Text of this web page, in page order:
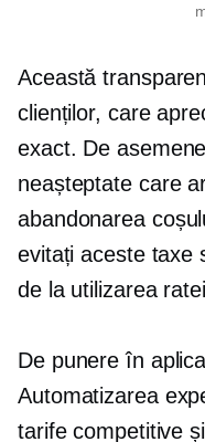
Această
clienților, care
exact. De
neașteptate care
abandonarea
evitați aceste taxe
de la utilizarea
De punere în
Automatizarea
tarife competitive